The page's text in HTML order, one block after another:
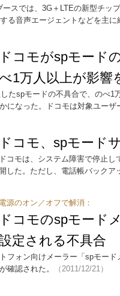
ースでは、3G＋LTEの新型チッ
る音声エージェントなどを主に
ドコモがspモード
1万人以上が影響
たspモードの不具合で、のべ
になった。ドコモは対象ユー
ドコモ、spモード
ドコモは、システム障害で停止
開した。ただし、電話帳バックア
電源のオン／オフで解消：
ドコモのspモード
定される不具合
フォン向けメーラー「spモー
確認された。
（2011/12/21）